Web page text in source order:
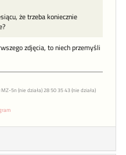
że trzeba koniecznie
zdjęcia, to niech przemyśli
5n (nie działa) 28 50 35 43 (nie działa)